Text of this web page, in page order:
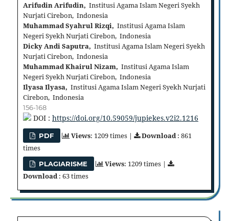
Arifudin Arifudin, Institusi Agama Islam Negeri Syekh
Nurjati Cirebon, Indonesia
Muhammad Syahrul Rizqi, Institusi Agama Islam
Negeri Syekh Nurjati Cirebon, Indonesia
Dicky Andi Saputra, Institusi Agama Islam Negeri Syekh
Nurjati Cirebon, Indonesia
Muhammad Khairul Nizam, Institusi Agama Islam
Negeri Syekh Nurjati Cirebon, Indonesia
Ilyasa Ilyasa, Institusi Agama Islam Negeri Syekh Nurjati
Cirebon, Indonesia
156-168
DOI : https://doi.org/10.59059/jupiekes.v2i2.1216
PDF Views: 1209 times | Download: 861
times
PLAGIARISME Views: 1209 times |
Download: 63 times